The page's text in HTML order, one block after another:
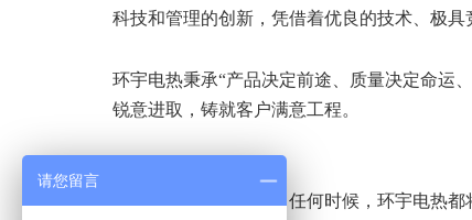
科技和管理的创新，凭借着优良的技术、极
环宇电热秉承“产品决定前途、质量决定命运
锐意进取，铸就客户满意工程。
以人为本、以诚待人，任何时候，环宇电热
请您留言